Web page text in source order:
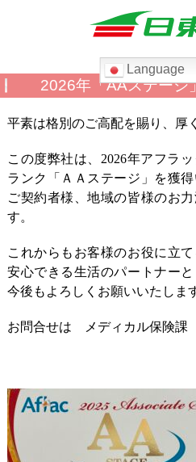
Language
検
索:
ホーム
路線
高速バ
よくあ
採用
2026年「AAステージ
平素は格別のご高配を賜り、厚
この度弊社は、2026年アフラ
ランク「ＡＡステージ」を獲
ご契約者様、地域の皆様のお
す。
これからもお客様のお役に立
安心できる生活のパートナー
今後もよろしくお願いいたしま
お問合せは メディカル保険課